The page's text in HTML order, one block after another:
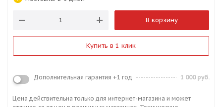
В корзину
Купить в 1 клик
Дополнительная гарантия +1 год 1 000 руб.
Цена действительна только для интернет-магазина и может